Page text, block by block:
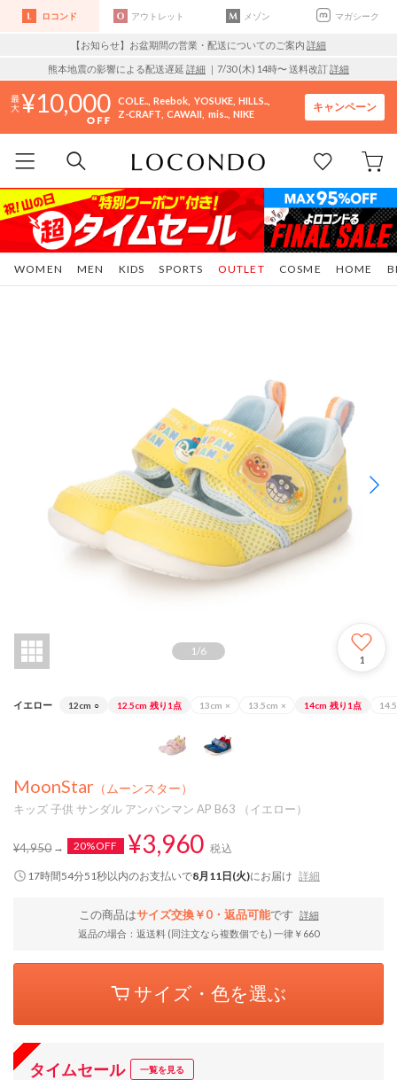
ロコンド アウトレット メゾン マガシーク
【お知らせ】お盆期間の営業・配送についてのご案内 詳細
熊本地震の影響による配送遅延 詳細 ｜7/30 (木) 14時〜 送料改訂詳細
10,000 COLE.. Reebok YOSUKE HILLS..
Z-CRAFT CAWAII mis.. NIKE
キャンペーン
WOMEN MEN KIDS SPORTS COSME HOME
OUTLET
1 /6
1
イエロー 12cm ○ 12.5cm 残り1点 13cm × 13.5cm × 14cm 残り1点
MoonStar （ムーンスター）
キッズ 子供 サンダル アンパンマン AP B63 （イエロー）
¥4,950 20%OFF ¥3,960 税込
17時間54分50秒以内のお支払いで8月11日(火)にお届け 詳細
この商品はサイズ交換￥0・返品可能です
詳細
返品の場合：返送料 (同注文なら複数個でも) 一律￥660
サイズ・色を選ぶ
タイムセール 一覧を見る